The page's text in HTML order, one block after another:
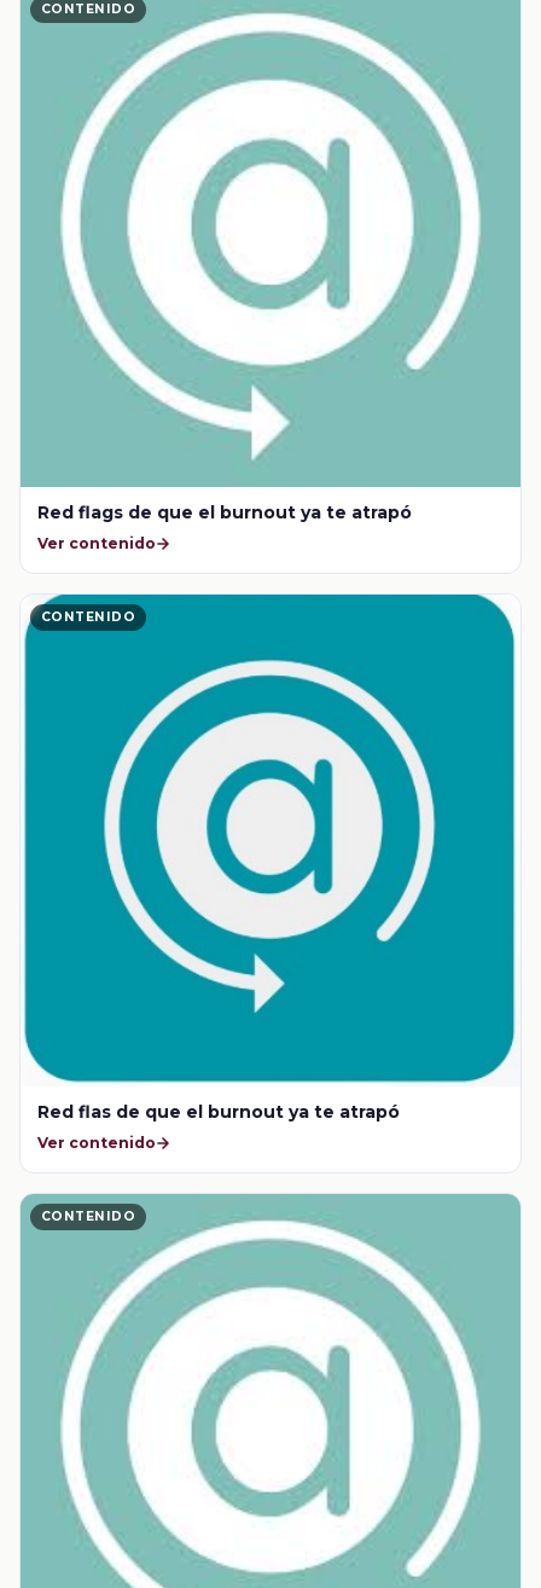
CONTENIDO
Red flags de que el burnout ya te atrapó
Ver contenido
CONTENIDO
Red flas de que el burnout ya te atrapó
Ver contenido
CONTENIDO